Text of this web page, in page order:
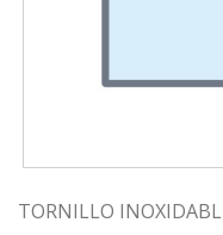
TORNILLO